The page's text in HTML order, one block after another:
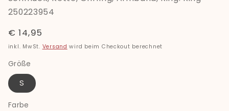
250223954
Normaler
Preis
€ 14,95
inkl. MwSt. Versand wird beim Checkout berechnet
Größe
S
Farbe